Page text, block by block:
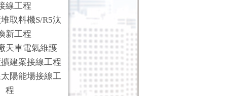
線工程
取料機S/R5汰
新工程
天車電氣維護
建案接線工程
陽能場接線工
程